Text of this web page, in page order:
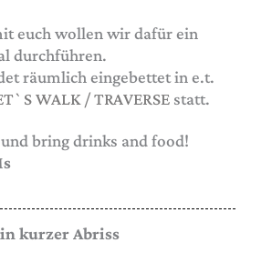
euch wollen wir dafür ein
durchführen.
räumlich eingebettet in e.t.
WALK / TRAVERSE statt.
bring drinks and food!
kurzer Abriss